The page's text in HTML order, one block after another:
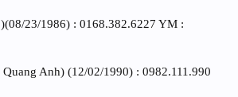
23/1986) : 0168.382.6227 YM :
Quang Anh) (12/02/1990) : 0982.111.990